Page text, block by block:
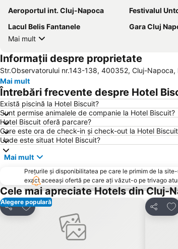
Aeroportul int. Cluj-Napoca
Festivalul
Lacul Belis Fantanele
Gara Cluj
Mai mult
Informații despre proprietate
Str.Observatorului nr.143-138, 400352, Cluj-Napoca,
Mai mult
Întrebări frecvente despre Hotel
Există piscină la Hotel Biscuit?
Sunt permise animalele de companie la Hotel Biscuit?
Hotel Biscuit oferă parcare?
Care este ora de check-in și check-out la Hotel
Unde este situat Hotel Biscuit?
Mai mult
Prețurile și disponibilitatea pe care le primim de la
exact aceeași ofertă pe care ați văzut-o pe trivago
Cele mai apreciate Hotels din Cluj-
Alegere populară
Distribuiți
Adăugaţi la favorite